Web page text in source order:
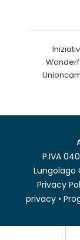
P.IVA
Lungolago
Privacy
privacy•